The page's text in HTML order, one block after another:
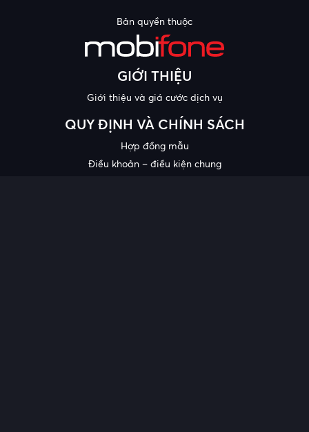
Bản quyền thuộc
GIỚI THIỆU
Giới thiệu và giá cước dịch vụ
QUY ĐỊNH VÀ CHÍNH SÁCH
Hợp đồng mẫu
Điều khoản – điều kiện chung